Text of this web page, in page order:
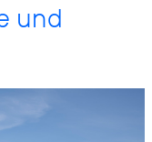
und